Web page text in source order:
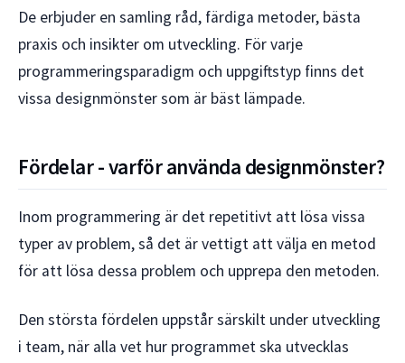
De erbjuder en samling råd, färdiga metoder, bästa
praxis och insikter om utveckling. För varje
programmeringsparadigm och uppgiftstyp finns det
vissa designmönster som är bäst lämpade.
Fördelar - varför använda designmönster?
Inom programmering är det repetitivt att lösa vissa
typer av problem, så det är vettigt att välja en metod
för att lösa dessa problem och upprepa den metoden.
Den största fördelen uppstår särskilt under utveckling
i team, när alla vet hur programmet ska utvecklas